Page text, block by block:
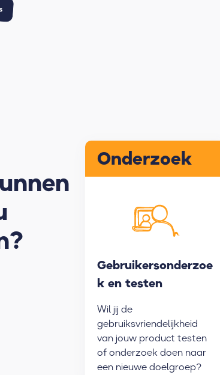
Onderzoek
Gebruikersonderzoe
k en testen
Wil jij de
gebruiksvriendelijkheid
van jouw product testen
of onderzoek doen naar
een nieuwe doelgroep?